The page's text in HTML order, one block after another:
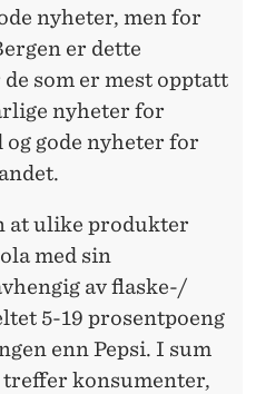
nyheter, men for
er dette
som er mest opptatt
nyheter for
gode nyheter for
at ulike produkter
med sin
av flaske-/
5-19 prosentpoeng
enn Pepsi. I sum
konsumenter,